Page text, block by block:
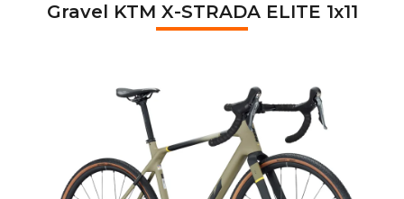
hvězdiček.
Gravel KTM X-STRADA ELITE 1x11